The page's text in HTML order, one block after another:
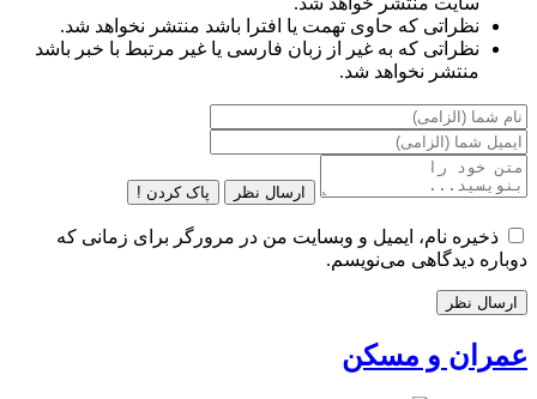
نظراتی که حاوی تهمت یا افترا باشد منتشر نخواهد شد.
نظراتی که به غیر از زبان فارسی یا غیر مرتبط با خبر باشد
منتشر نخواهد شد.
ارسال نظر پاک کردن !
ذخیره نام، ایمیل و وبسایت من در مرورگر برای زمانی که
دوباره دیدگاهی می‌نویسم.
عمران و مسکن